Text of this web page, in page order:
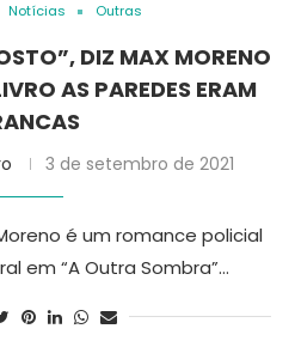
Notícias Outras
DIZ MAX MORENO
AS PAREDES ERAM
3 de setembro de 2021
é um romance policial
em “A Outra Sombra”…